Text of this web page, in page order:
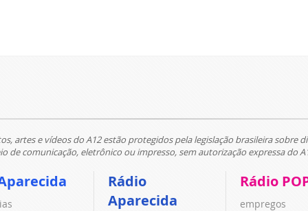
artes e vídeos do A12 estão protegidos pela legislação brasileira sobre
comunicação, eletrônico ou impresso, sem autorização expressa do
Rádio
Aparecida
Rádio
empregos